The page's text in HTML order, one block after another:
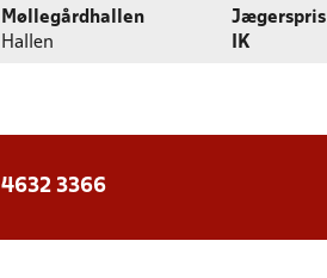
Møllegårdhallen
Hallen
Jægerspris
IK
4632 3366